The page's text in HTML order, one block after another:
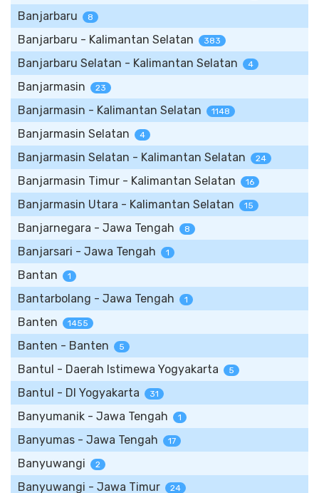
Banjarbaru 8
Banjarbaru - Kalimantan Selatan 383
Banjarbaru Selatan - Kalimantan Selatan 4
Banjarmasin 23
Banjarmasin - Kalimantan Selatan 1148
Banjarmasin Selatan 4
Banjarmasin Selatan - Kalimantan Selatan 24
Banjarmasin Timur - Kalimantan Selatan 16
Banjarmasin Utara - Kalimantan Selatan 15
Banjarnegara - Jawa Tengah 8
Banjarsari - Jawa Tengah 1
Bantan 1
Bantarbolang - Jawa Tengah 1
Banten 1455
Banten - Banten 5
Bantul - Daerah Istimewa Yogyakarta 5
Bantul - DI Yogyakarta 31
Banyumanik - Jawa Tengah 1
Banyumas - Jawa Tengah 17
Banyuwangi 2
Banyuwangi - Jawa Timur 24